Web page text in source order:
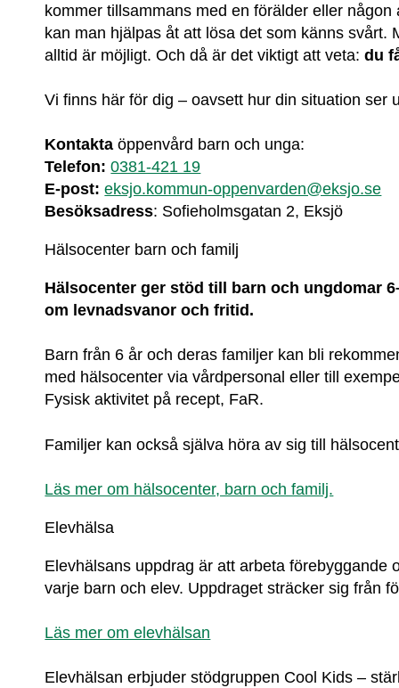
kommer tillsammans med en förälder eller
kan man hjälpas åt att lösa det som känns svårt.
alltid är möjligt. Och då är det viktigt att veta: du
Vi finns här för dig – oavsett hur din situation ser
Kontakta öppenvård barn och unga:
Telefon: 0381-421 19
E-post: eksjo.kommun-oppenvarden@eksjo.se
Besöksadress: Sofieholmsgatan 2, Eksjö
Hälsocenter barn och familj
Hälsocenter ger stöd till barn och ungdomar
om levnadsvanor och fritid.
Barn från 6 år och deras familjer kan bli
med hälsocenter via vårdpersonal eller till
Fysisk aktivitet på recept, FaR.
Familjer kan också själva höra av sig till
Läs mer om hälsocenter, barn och familj.
Elevhälsa
Elevhälsans uppdrag är att arbeta förebyggande
varje barn och elev. Uppdraget sträcker sig från
Läs mer om elevhälsan
Elevhälsan erbjuder stödgruppen Cool Kids –